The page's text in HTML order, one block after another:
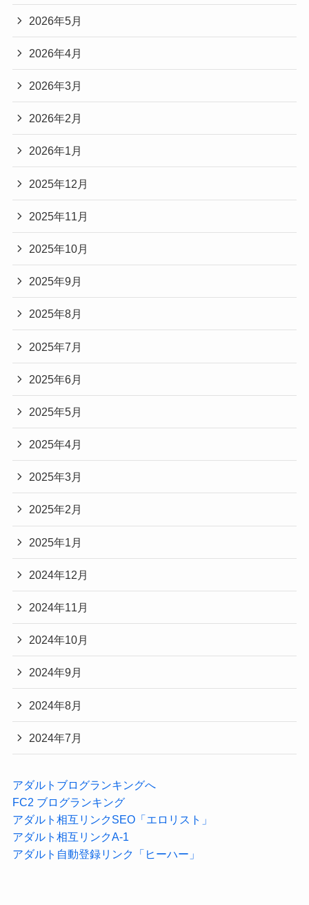
2026年5月
2026年4月
2026年3月
2026年2月
2026年1月
2025年12月
2025年11月
2025年10月
2025年9月
2025年8月
2025年7月
2025年6月
2025年5月
2025年4月
2025年3月
2025年2月
2025年1月
2024年12月
2024年11月
2024年10月
2024年9月
2024年8月
2024年7月
アダルトブログランキングへ
FC2 ブログランキング
アダルト相互リンクSEO「エロリスト」
アダルト相互リンクA-1
アダルト自動登録リンク「ヒーハー」